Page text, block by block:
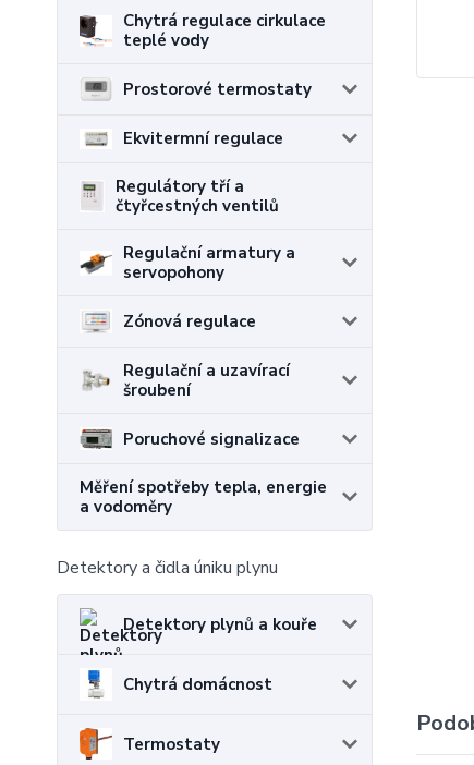
Chytrá regulace cirkulace
teplé vody
Prostorové termostaty
Ekvitermní regulace
Regulátory tří a
čtyřcestných ventilů
Regulační armatury a
servopohony
Zónová regulace
Regulační a uzavírací
šroubení
Poruchové signalizace
Měření spotřeby tepla, energie
a vodoměry
Detektory a čidla úniku plynu
Detektory plynů a kouře
Chytrá domácnost
Termostaty